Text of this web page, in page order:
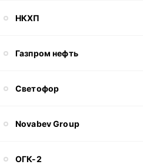
НКХП
Газпром нефть
Светофор
Novabev Group
ОГК-2